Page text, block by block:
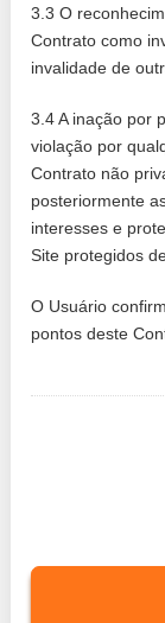
3.3 O
Contrato como
invalidade de
3.4 A inação por
violação por
Contrato não
posteriormente
interesses e
Site protegidos
O Usuário
pontos deste